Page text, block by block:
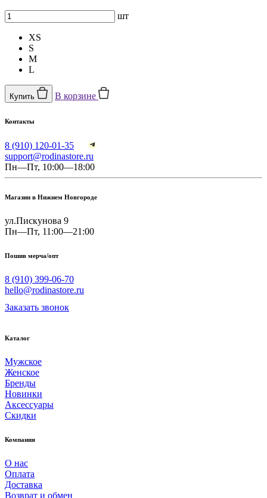
шт
XS
S
M
L
Купить В корзине
Контакты
8 (910) 120-01-35
support@rodinastore.ru
Пн—Пт, 10:00—18:00
Магазин в Нижнем Новгороде
ул.Пискунова 9
Пн—Пт, 11:00—21:00
Пошив мерча/опт
8 (910) 399-06-70
hello@rodinastore.ru
Заказать звонок
Каталог
Мужское
Женское
Бренды
Новинки
Аксессуары
Скидки
Компания
О нас
Оплата
Доставка
Возврат и обмен